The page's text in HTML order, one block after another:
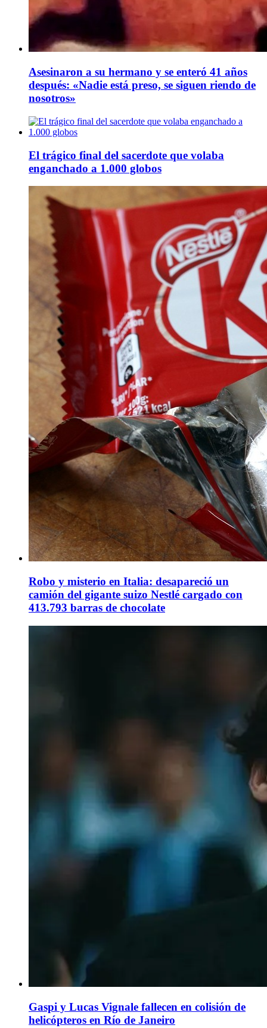
Asesinaron a su hermano y se enteró 41 años
después: «Nadie está preso, se siguen riendo de
nosotros»
El trágico final del sacerdote que volaba
enganchado a 1.000 globos
Robo y misterio en Italia: desapareció un
camión del gigante suizo Nestlé cargado con
413.793 barras de chocolate
Gaspi y Lucas Vignale fallecen en colisión de
helicópteros en Río de Janeiro